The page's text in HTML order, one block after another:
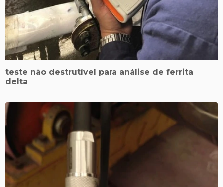
teste não destrutível para análise de ferrita
delta